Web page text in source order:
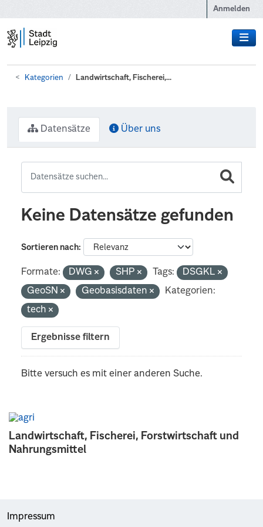
Anmelden
Kategorien Landwirtschaft, Fischerei,...
Landwirtschaft, Fischerei, Forstwirtschaft und
Nahrungsmittel
Datensätze Über uns
Keine Datensätze gefunden
Sortieren nach
Formate: DWG SHP Tags:
DSGKL
GeoSN
Geobasisdaten
Kategorien:
tech
Ergebnisse filtern
Bitte versuch es mit einer anderen Suche.
Impressum